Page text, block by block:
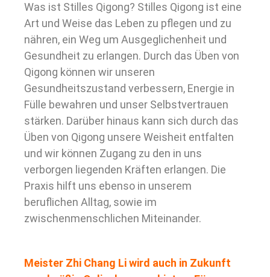
Was ist Stilles Qigong? Stilles Qigong ist eine
Art und Weise das Leben zu pflegen und zu
nähren, ein Weg um Ausgeglichenheit und
Gesundheit zu erlangen. Durch das Üben von
Qigong können wir unseren
Gesundheitszustand verbessern, Energie in
Fülle bewahren und unser Selbstvertrauen
stärken. Darüber hinaus kann sich durch das
Üben von Qigong unsere Weisheit entfalten
und wir können Zugang zu den in uns
verborgen liegenden Kräften erlangen. Die
Praxis hilft uns ebenso in unserem
beruflichen Alltag, sowie im
zwischenmenschlichen Miteinander.
Meister Zhi Chang Li wird auch in Zukunft